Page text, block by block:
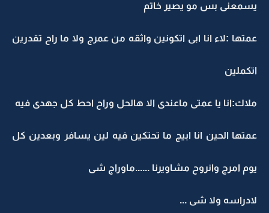
يسمعنى بس مو يصير خاتم
عمتها :لاء انا ابى اتكونين واثقه من عمرج ولا ما راح تقدرين
اتكملين
ملاك:انا يا عمتى ماعندى الا هالحل وراح احط كل جهدى فيه
عمتها الحين انا ابيج ما تحتكين فيه لين يسافر وبعدين كل
يوم امرج وانروح مشاويرنا ......ماوراج شى
لادراسه ولا شى ...